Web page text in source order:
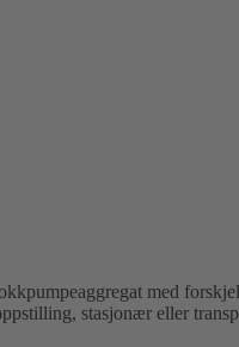
med
stasjonær eller